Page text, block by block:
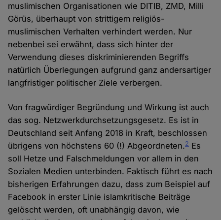
muslimischen Organisationen wie DITIB, ZMD, Milli
Görüs, überhaupt von strittigem religiös-
muslimischen Verhalten verhindert werden. Nur
nebenbei sei erwähnt, dass sich hinter der
Verwendung dieses diskriminierenden Begriffs
natürlich Überlegungen aufgrund ganz andersartiger
langfristiger politischer Ziele verbergen.
Von fragwürdiger Begründung und Wirkung ist auch
das sog. Netzwerkdurchsetzungsgesetz. Es ist in
Deutschland seit Anfang 2018 in Kraft, beschlossen
übrigens von höchstens 60 (!) Abgeordneten.2 Es
soll Hetze und Falschmeldungen vor allem in den
Sozialen Medien unterbinden. Faktisch führt es nach
bisherigen Erfahrungen dazu, dass zum Beispiel auf
Facebook in erster Linie islamkritische Beiträge
gelöscht werden, oft unabhängig davon, wie